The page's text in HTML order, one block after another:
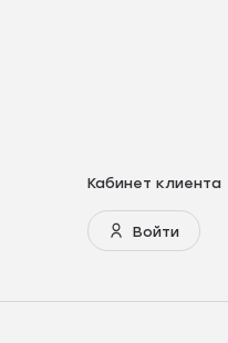
Кабинет клиента
Войти